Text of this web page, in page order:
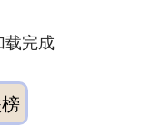
载完成